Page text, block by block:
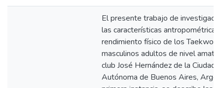
El presente trabajo de
las características
rendimiento físico de los
masculinos adultos de nivel
club José Hernández de la Ciudad
Autónoma de Buenos Aires,